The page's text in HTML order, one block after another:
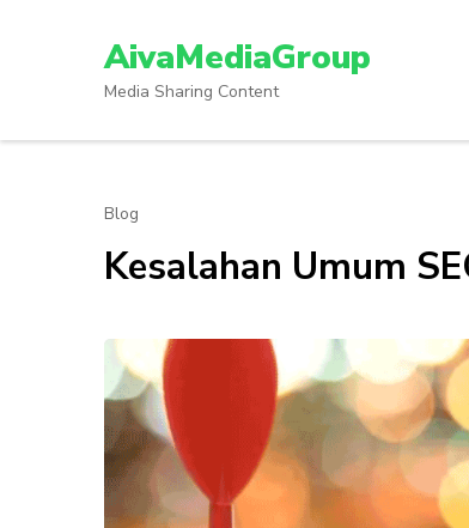
Enter)
AivaMediaGroup
Media Sharing Content
Blog
Kesalahan Umum